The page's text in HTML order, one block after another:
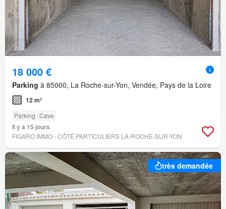
18 000 €
Parking à 85000, La Roche-sur-Yon, Vendée, Pays de la Loire
12 m²
Parking Cave
Il y a 15 jours
FIGARO IMMO - CÔTÉ PARTICULIERS LA-ROCHE-SUR-YON
très demandée